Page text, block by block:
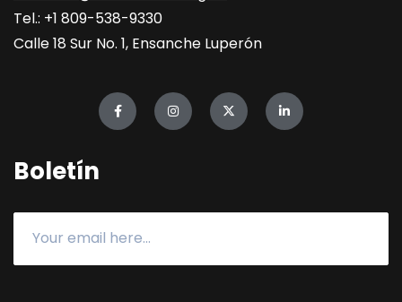
Tel.: +1 809-538-9330
Calle 18 Sur No. 1, Ensanche Luperón
Boletín